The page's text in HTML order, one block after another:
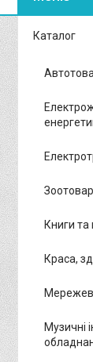
Каталог
Книги та
Краса,
Музичні